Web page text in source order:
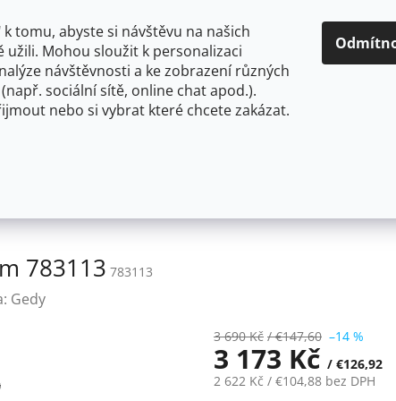
tomu, abyste si návštěvu na našich
užili. Mohou sloužit k personalizaci
návštěvnosti a ke zobrazení různých
sociální sítě, online chat apod.).
nebo si vybrat které chcete zakázat.
HLEDAT
ručníky, hranatý, chrom 783113
783113 783113
Gedy
3 690 Kč / €147,60 –14 %
3 173 Kč / €126,92
2 622 Kč / €104,88 bez DPH